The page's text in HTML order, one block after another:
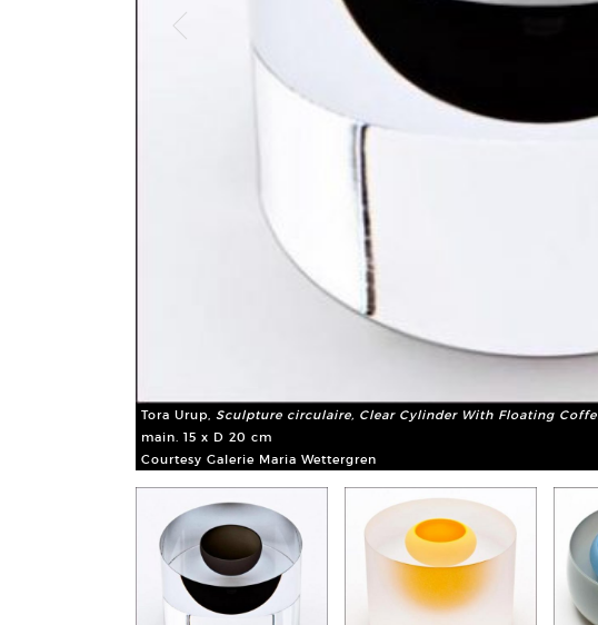
Tora Urup, Sculpture circulaire, Clear Cylinder With Floating
main. 15 x D 20 cm
Courtesy Galerie Maria Wettergren